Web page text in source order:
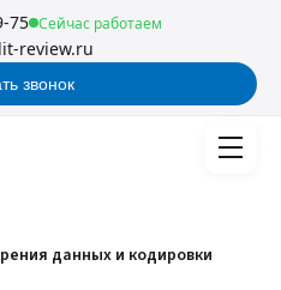
75 Сейчас работаем
review.ru
звонок
данных и кодировки